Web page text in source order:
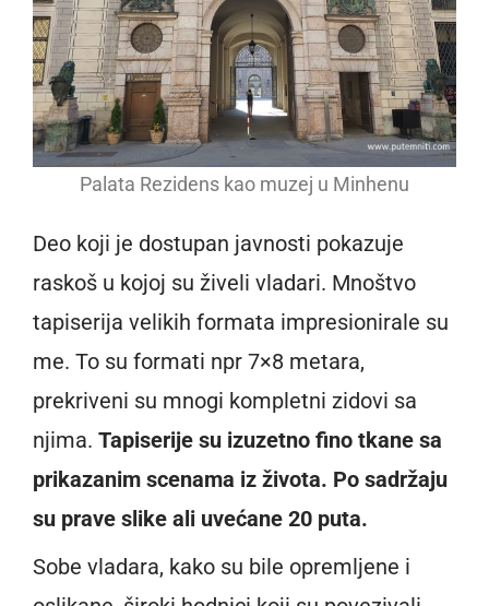
Palata Rezidens kao muzej u Minhenu
Deo koji je dostupan javnosti pokazuje
raskoš u kojoj su živeli vladari. Mnoštvo
tapiserija velikih formata impresionirale su
me. To su formati npr 7×8 metara,
prekriveni su mnogi kompletni zidovi sa
njima. Tapiserije su izuzetno fino tkane sa
prikazanim scenama iz života. Po sadržaju
su prave slike ali uvećane 20 puta.
Sobe vladara, kako su bile opremljene i